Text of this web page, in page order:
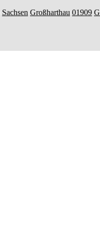
Sachsen Großharthau 01909